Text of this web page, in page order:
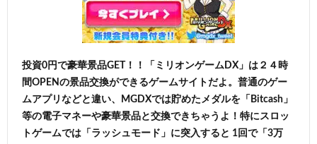
投資0円で豪華景品GET！！「ミリオンゲームDX」は２４時
間OPENの景品交換ができるゲームサイトだよ。普通のゲー
ムアプリなどと違い、MGDXでは貯めたメダルを「Bitcash」
等の電子マネーや豪華景品と交換できちゃうよ！特にスロッ
トゲームでは「ラッシュモード」に突入すると 1回で「3万